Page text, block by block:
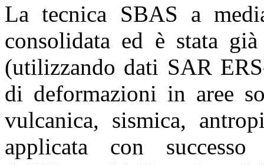
La tecnica SBAS a
consolidata ed è stata
(utilizzando dati SAR
di deformazioni in aree
vulcanica, sismica,
applicata con